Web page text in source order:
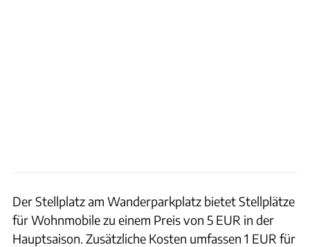
Der Stellplatz am Wanderparkplatz bietet Stellplätze
für Wohnmobile zu einem Preis von 5 EUR in der
Hauptsaison. Zusätzliche Kosten umfassen 1 EUR für